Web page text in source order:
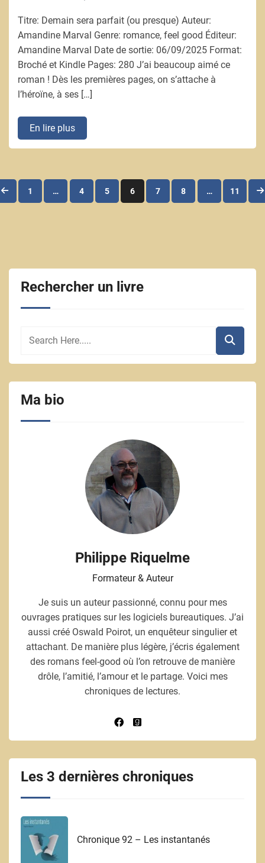
Titre: Demain sera parfait (ou presque) Auteur:
Amandine Marval Genre: romance, feel good Éditeur:
Amandine Marval Date de sortie: 06/09/2025 Format:
Broché et Kindle Pages: 280 J’ai beaucoup aimé ce
roman ! Dès les premières pages, on s’attache à
l’héroïne, à ses […]
En lire plus
1 … 4 5 6 7 8 … 11
Rechercher un livre
Ma bio
Philippe Riquelme
Formateur & Auteur
Je suis un auteur passionné, connu pour mes
ouvrages pratiques sur les logiciels bureautiques. J’ai
aussi créé Oswald Poirot, un enquêteur singulier et
attachant. De manière plus légère, j’écris également
des romans feel-good où l’on retrouve de manière
drôle, l’amitié, l’amour et le partage. Voici mes
chroniques de lectures.
Les 3 dernières chroniques
Chronique 92 – Les instantanés